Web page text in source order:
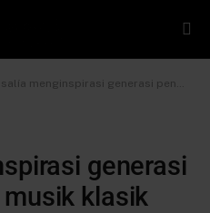
menginspirasi generasi penerus dalam musik klasik
generasi
klasik